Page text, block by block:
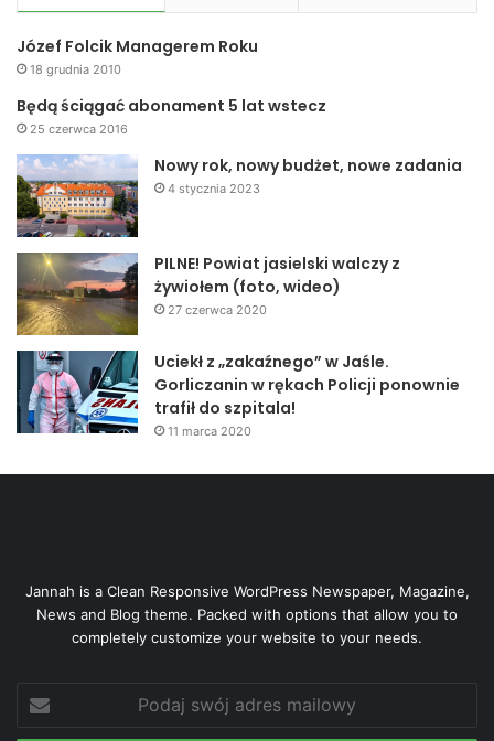
Józef Folcik Managerem Roku
18 grudnia 2010
Będą ściągać abonament 5 lat wstecz
25 czerwca 2016
Nowy rok, nowy budżet, nowe zadania
4 stycznia 2023
PILNE! Powiat jasielski walczy z
żywiołem (foto, wideo)
27 czerwca 2020
Uciekł z „zakaźnego” w Jaśle.
Gorliczanin w rękach Policji ponownie
trafił do szpitala!
11 marca 2020
Jannah is a Clean Responsive WordPress Newspaper, Magazine,
News and Blog theme. Packed with options that allow you to
completely customize your website to your needs.
swój